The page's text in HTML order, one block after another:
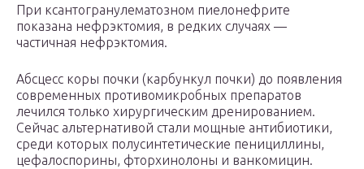
При ксантогранулематозном пиелонефрите
показана нефрэктомия, в редких случаях —
частичная нефрэктомия.
Абсцесс коры почки (карбункул почки) до появления
современных противомикробных препаратов
лечился только хирургическим дренированием.
Сейчас альтернативой стали мощные антибиотики,
среди которых полусинтетические пенициллины,
цефалоспорины, фторхинолоны и ванкомицин.